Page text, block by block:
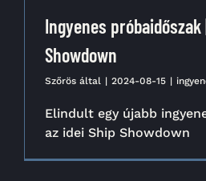
Ingyenes próbaidőszak
Showdown
Szőrös által | 2024-08-15 |
Elindult egy újabb
az idei Ship Showdown